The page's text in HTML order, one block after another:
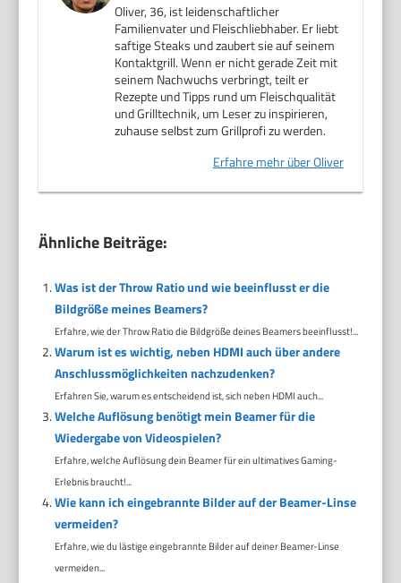
Oliver, 36, ist leidenschaftlicher
Familienvater und Fleischliebhaber. Er liebt
saftige Steaks und zaubert sie auf seinem
Kontaktgrill. Wenn er nicht gerade Zeit mit
seinem Nachwuchs verbringt, teilt er
Rezepte und Tipps rund um Fleischqualität
und Grilltechnik, um Leser zu inspirieren,
zuhause selbst zum Grillprofi zu werden.
Erfahre mehr über Oliver
Ähnliche Beiträge:
Was ist der Throw Ratio und wie beeinflusst er die
Bildgröße meines Beamers?
Erfahre, wie der Throw Ratio die Bildgröße deines Beamers beeinflusst!...
Warum ist es wichtig, neben HDMI auch über andere
Anschlussmöglichkeiten nachzudenken?
Erfahren Sie, warum es entscheidend ist, sich neben HDMI auch...
Welche Auflösung benötigt mein Beamer für die
Wiedergabe von Videospielen?
Erfahre, welche Auflösung dein Beamer für ein ultimatives Gaming-
Erlebnis braucht!...
Wie kann ich eingebrannte Bilder auf der Beamer-Linse
vermeiden?
Erfahre, wie du lästige eingebrannte Bilder auf deiner Beamer-Linse
vermeiden...